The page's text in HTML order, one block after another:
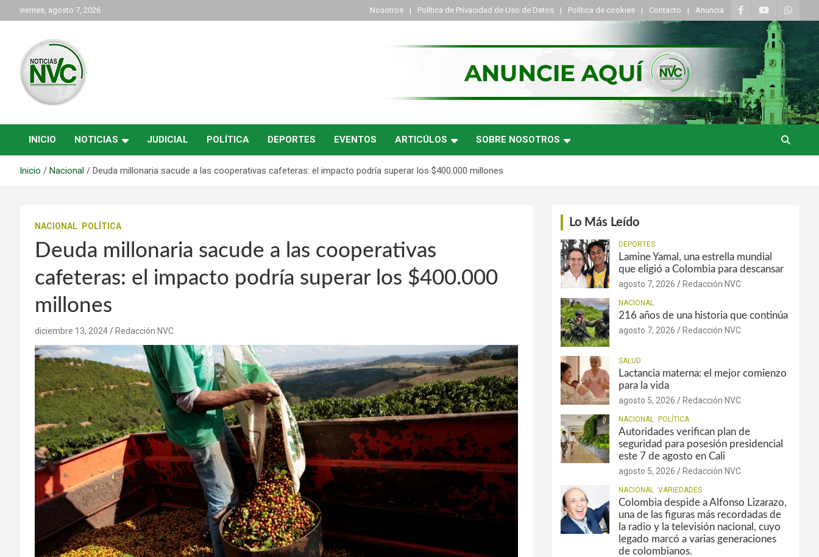
al
viernes, agosto 7, 2026 Nosotros Política de Privacidad de Uso de Datos Política de cookies Contacto Anuncia
NVC Noticias
INICIO NOTICIAS JUDICIAL POLÍTICA DEPORTES EVENTOS ARTICÚLOS SOBRE NOSOTROS
Inicio Nacional Deuda millonaria sacude a las cooperativas cafeteras: el impacto podría superar los $400.000 millones
NACIONAL POLÍTICA
Deuda millonaria sacude a las cooperativas
cafeteras: el impacto podría superar los $400.000
millones
diciembre 13, 2024 Redacción NVC
Lo Más Leído
DEPORTES
Lamine Yamal, una estrella mundial
que eligió a Colombia para descansar
agosto 7, 2026 Redacción NVC
NACIONAL
216 años de una historia que continúa
agosto 7, 2026 Redacción NVC
SALUD
Lactancia materna: el mejor comienzo
para la vida
agosto 5, 2026 Redacción NVC
NACIONAL POLÍTICA
Autoridades verifican plan de
seguridad para posesión presidencial
este 7 de agosto en Cali
agosto 5, 2026 Redacción NVC
NACIONAL VARIEDADES
Colombia despide a Alfonso Lizarazo,
una de las figuras más recordadas de
la radio y la televisión nacional, cuyo
legado marcó a varias generaciones
de colombianos.